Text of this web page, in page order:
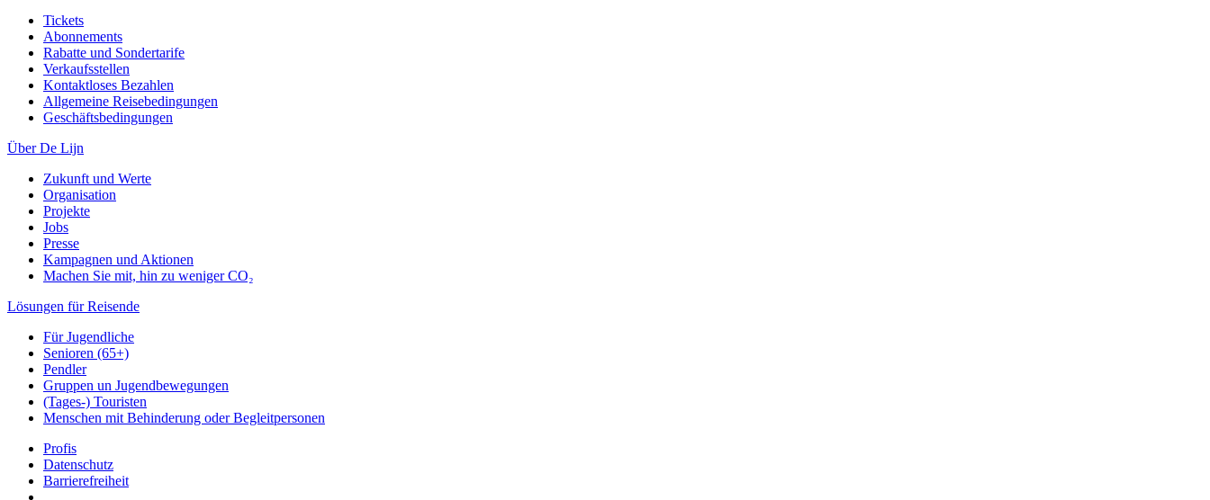
Tickets
Abonnements
Rabatte und Sondertarife
Verkaufsstellen
Kontaktloses Bezahlen
Allgemeine Reisebedingungen
Geschäftsbedingungen
Über De Lijn
Zukunft und Werte
Organisation
Projekte
Jobs
Presse
Kampagnen und Aktionen
Machen Sie mit, hin zu weniger CO₂
Lösungen für Reisende
Für Jugendliche
Senioren (65+)
Pendler
Gruppen un Jugendbewegungen
(Tages-) Touristen
Menschen mit Behinderung oder Begleitpersonen
Profis
Datenschutz
Barrierefreiheit